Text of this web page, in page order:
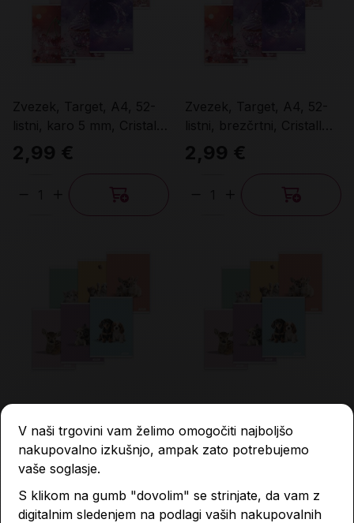
Zvezek, Target, A4, 52-
listni, karo 5 mm, Cristall
Diamant, različni motivi
2,99 €
Zvezek, Target, A4, 52-
listni, brezčrtni, Cristall
Diamant, različni motivi
2,99 €
Količina
listni, črtasti, My Best
Friends, različni motivi
2,59 €
Količina
listni, karo 5 mm, My Best
Friends, različni motivi
2,59 €
Količina
V naši trgovini vam želimo omogočiti najboljšo
nakupovalno izkušnjo, ampak zato potrebujemo
vaše soglasje.
S klikom na gumb "dovolim" se strinjate, da vam z
digitalnim sledenjem na podlagi vaših nakupovalnih